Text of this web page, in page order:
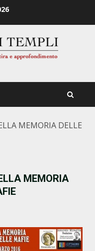
MEMORIA DELLE
MEMORIA